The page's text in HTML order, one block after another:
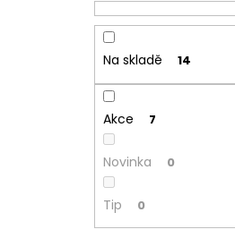
Na skladě 14
Akce 7
Novinka 0
Tip 0